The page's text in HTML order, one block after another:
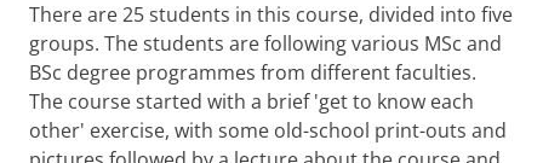
There are 25 students in this course, divided into five
groups. The students are following various MSc and
BSc degree programmes from different faculties.
The course started with a brief 'get to know each
other' exercise, with some old-school print-outs and